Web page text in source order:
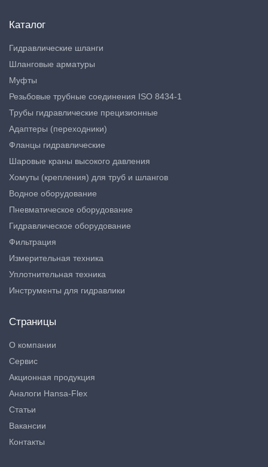
Каталог
Гидравлические шланги
Шланговые арматуры
Муфты
Резьбовые трубные соединения ISO 8434-1
Трубы гидравлические прецизионные
Адаптеры (переходники)
Фланцы гидравлические
Шаровые краны высокого давления
Хомуты (крепления) для труб и шлангов
Водное оборудование
Пневматическое оборудование
Гидравлическое оборудование
Фильтрация
Измерительная техника
Уплотнительная техника
Инструменты для гидравлики
Страницы
О компании
Сервис
Акционная продукция
Аналоги Hansa-Flex
Статьи
Вакансии
Контакты